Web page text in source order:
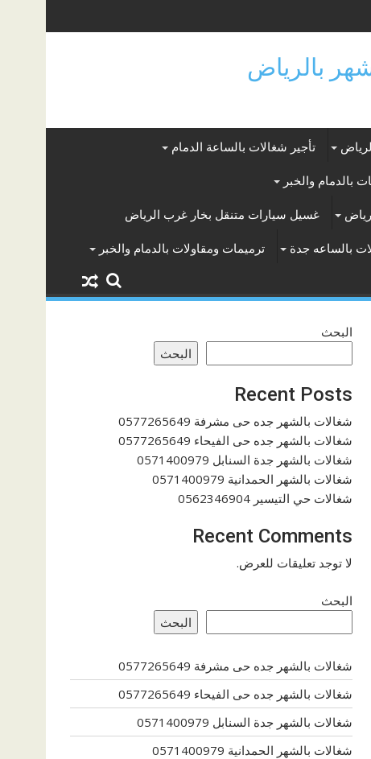
تأجير شغالات بالساعة الدمام
بالدمام والخبر
غسيل سيارات متنقل بخار غرب الرياض
بالساعه جدة ترميمات ومقاولات بالدمام والخبر
البحث
البحث
Recent Posts
شغالات بالشهر جده حى مشرفة 0577265649
شغالات بالشهر جده حى الفيحاء 0577265649
شغالات بالشهر جدة السنابل 0571400979
شغالات بالشهر الحمدانية 0571400979
شغالات حي التيسير 0562346904
Recent Comments
لا توجد تعليقات للعرض.
البحث
البحث
شغالات بالشهر جده حى مشرفة 0577265649
شغالات بالشهر جده حى الفيحاء 0577265649
شغالات بالشهر جدة السنابل 0571400979
شغالات بالشهر الحمدانية 0571400979